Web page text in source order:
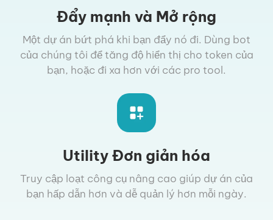
Đẩy mạnh và Mở rộng
Một dự án bứt phá khi bạn đẩy nó đi. Dùng bot
của chúng tôi để tăng độ hiển thị cho token của
bạn, hoặc đi xa hơn với các pro tool.
Utility Đơn giản hóa
Truy cập loạt công cụ nâng cao giúp dự án của
bạn hấp dẫn hơn và dễ quản lý hơn mỗi ngày.